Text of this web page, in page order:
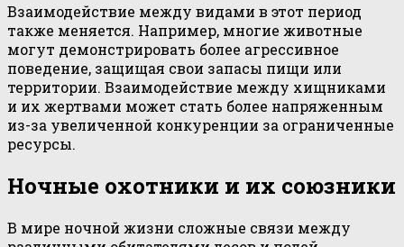
Взаимодействие между видами в этот период
также меняется. Например, многие животные
могут демонстрировать более агрессивное
поведение, защищая свои запасы пищи или
территории. Взаимодействие между хищниками
и их жертвами может стать более напряженным
из-за увеличенной конкуренции за ограниченные
ресурсы.
Ночные охотники и их союзники
В мире ночной жизни сложные связи между